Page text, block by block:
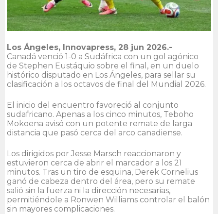
Los Ángeles, Innovapress, 28 jun 2026.-
Canadá venció 1-0 a Sudáfrica con un gol agónico
de Stephen Eustáquio sobre el final, en un duelo
histórico disputado en Los Ángeles, para sellar su
clasificación a los octavos de final del Mundial 2026.
El inicio del encuentro favoreció al conjunto
sudafricano. Apenas a los cinco minutos, Teboho
Mokoena avisó con un potente remate de larga
distancia que pasó cerca del arco canadiense.
Los dirigidos por Jesse Marsch reaccionaron y
estuvieron cerca de abrir el marcador a los 21
minutos. Tras un tiro de esquina, Derek Cornelius
ganó de cabeza dentro del área, pero su remate
salió sin la fuerza ni la dirección necesarias,
permitiéndole a Ronwen Williams controlar el balón
sin mayores complicaciones.